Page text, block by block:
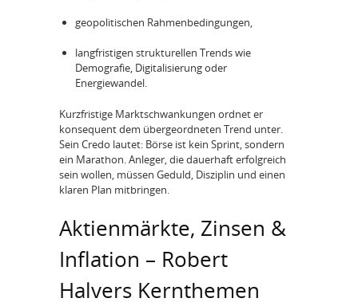
geopolitischen Rahmenbedingungen,
langfristigen strukturellen Trends wie
Demografie, Digitalisierung oder
Energiewandel.
Kurzfristige Marktschwankungen ordnet er
konsequent dem übergeordneten Trend unter.
Sein Credo lautet: Börse ist kein Sprint, sondern
ein Marathon. Anleger, die dauerhaft erfolgreich
sein wollen, müssen Geduld, Disziplin und einen
klaren Plan mitbringen.
Aktienmärkte, Zinsen &
Inflation – Robert
Halvers Kernthemen